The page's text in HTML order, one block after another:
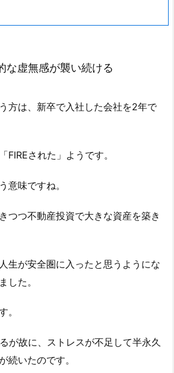
な虚無感が襲い続ける
方は、新卒で入社した会社を2年で
FIREされた」ようです。
意味ですね。
つつ不動産投資で大きな資産を築き
生が安全圏に入ったと思うようにな
した。
。
が故に、ストレスが不足して半永久
続いたのです。